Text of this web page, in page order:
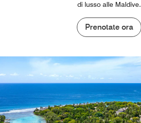
di lusso alle Maldive.
Prenotate ora